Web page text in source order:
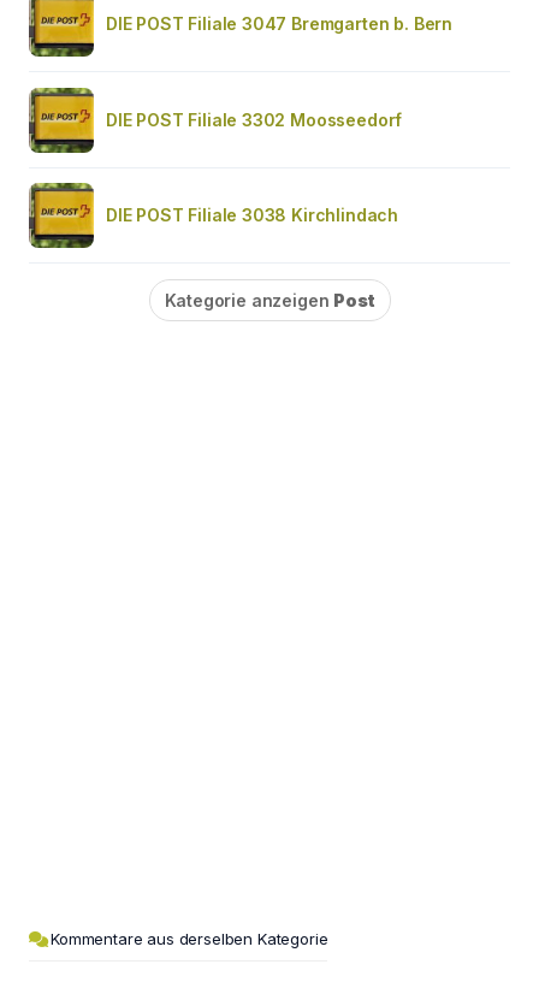
DIE POST Filiale 3047 Bremgarten b. Bern
DIE POST Filiale 3302 Moosseedorf
DIE POST Filiale 3038 Kirchlindach
Kategorie anzeigen Post
Kommentare aus derselben Kategorie